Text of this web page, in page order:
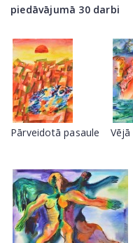
piedāvājumā 30 darbi
Pārveidotā pasaule Vējā